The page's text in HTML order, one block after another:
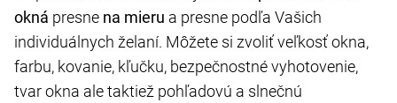
okná presne na mieru a presne podľa Vašich
individuálnych želaní. Môžete si zvoliť veľkosť okna,
farbu, kovanie, kľučku, bezpečnostné vyhotovenie,
tvar okna ale taktiež pohľadovú a slnečnú